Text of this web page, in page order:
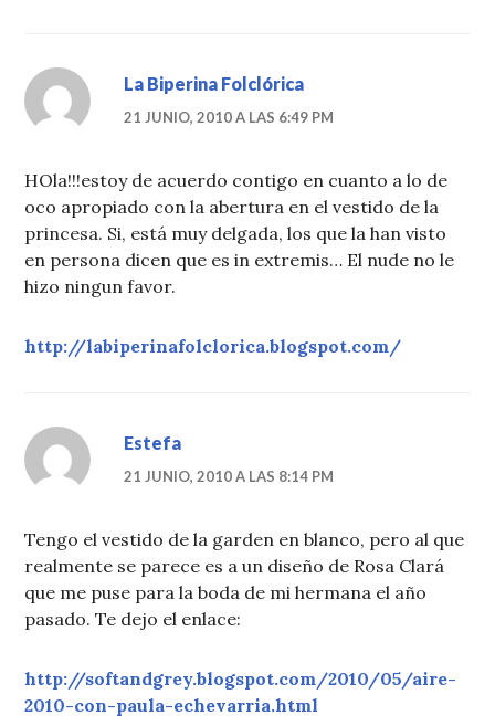
La Biperina Folclórica
21 JUNIO, 2010 A LAS 6:49 PM
HOla!!!estoy de acuerdo contigo en cuanto a lo de
oco apropiado con la abertura en el vestido de la
princesa. Si, está muy delgada, los que la han visto
en persona dicen que es in extremis… El nude no le
hizo ningun favor.
http://labiperinafolclorica.blogspot.com/
Estefa
21 JUNIO, 2010 A LAS 8:14 PM
Tengo el vestido de la garden en blanco, pero al que
realmente se parece es a un diseño de Rosa Clará
que me puse para la boda de mi hermana el año
pasado. Te dejo el enlace:
http://softandgrey.blogspot.com/2010/05/aire-
2010-con-paula-echevarria.html